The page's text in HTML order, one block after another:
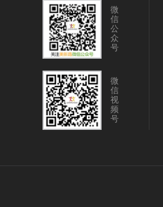
微
信
公
众
号
微
信
视
频
号